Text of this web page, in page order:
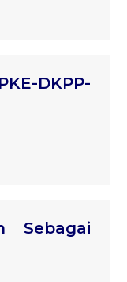
DKPP-
Sebagai